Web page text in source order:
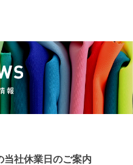
当社休業日のご案内